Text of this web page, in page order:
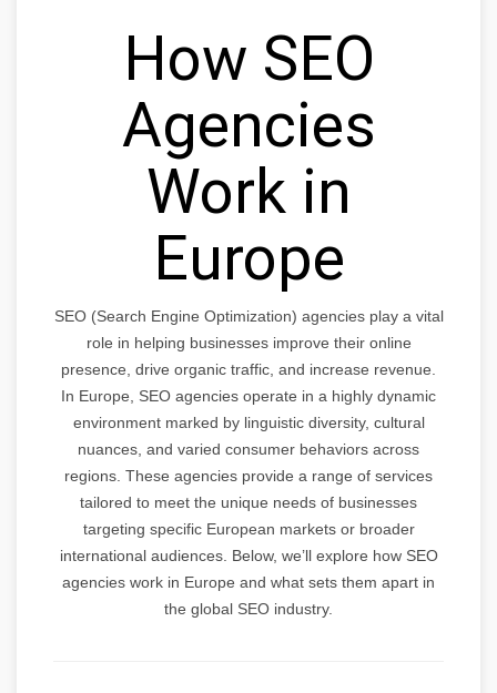
How SEO
Agencies
Work in
Europe
SEO (Search Engine Optimization) agencies play a vital
role in helping businesses improve their online
presence, drive organic traffic, and increase revenue.
In Europe, SEO agencies operate in a highly dynamic
environment marked by linguistic diversity, cultural
nuances, and varied consumer behaviors across
regions. These agencies provide a range of services
tailored to meet the unique needs of businesses
targeting specific European markets or broader
international audiences. Below, we’ll explore how SEO
agencies work in Europe and what sets them apart in
the global SEO industry.